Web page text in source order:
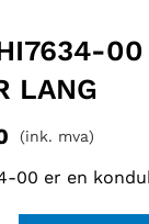
00
LANG
(ink. mva)
00 er en